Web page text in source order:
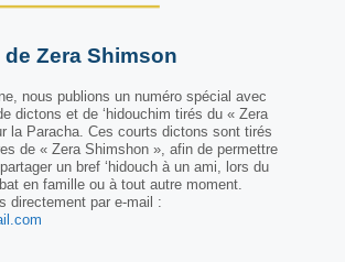
Zera Shimson
nous publions un numéro spécial avec
dictons et de ‘hidouchim tirés du « Zera
la Paracha. Ces courts dictons sont tirés
de « Zera Shimshon », afin de permettre
un bref ‘hidouch à un ami, lors du
en famille ou à tout autre moment.
directement par e-mail :